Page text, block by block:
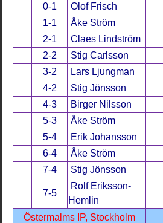
0-1
Olof Frisch
1-1
Åke Ström
2-1
Claes Lindström
2-2
Stig Carlsson
3-2
Lars Ljungman
4-2
Stig Jönsson
4-3
Birger Nilsson
5-3
Åke Ström
5-4
Erik Johansson
6-4
Åke Ström
7-4
Stig Jönsson
7-5
Rolf Eriksson-
Hemlin
Östermalms IP, Stockholm